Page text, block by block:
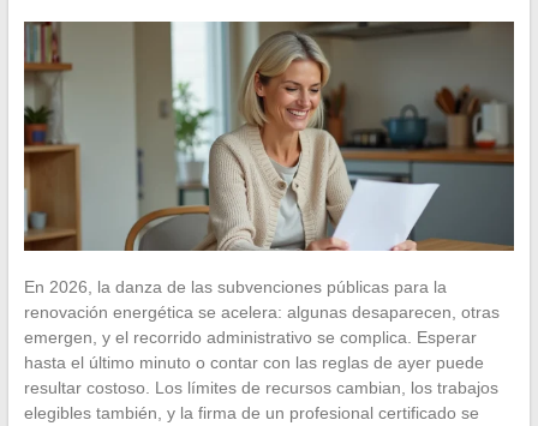
En 2026, la danza de las subvenciones públicas para la
renovación energética se acelera: algunas desaparecen, otras
emergen, y el recorrido administrativo se complica. Esperar
hasta el último minuto o contar con las reglas de ayer puede
resultar costoso. Los límites de recursos cambian, los trabajos
elegibles también, y la firma de un profesional certificado se